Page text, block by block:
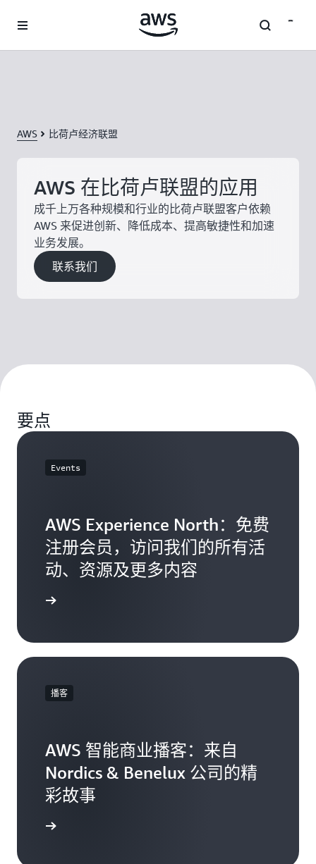
AWS 比荷卢经济联盟
AWS 在比荷卢联盟的应用
成千上万各种规模和行业的比荷卢联盟客户依赖
AWS 来促进创新、降低成本、提高敏捷性和加速
业务发展。
联系我们
要点
Events
AWS Experience North：免费
注册会员，访问我们的所有活
动、资源及更多内容
播客
AWS 智能商业播客：来自
Nordics & Benelux 公司的精
彩故事